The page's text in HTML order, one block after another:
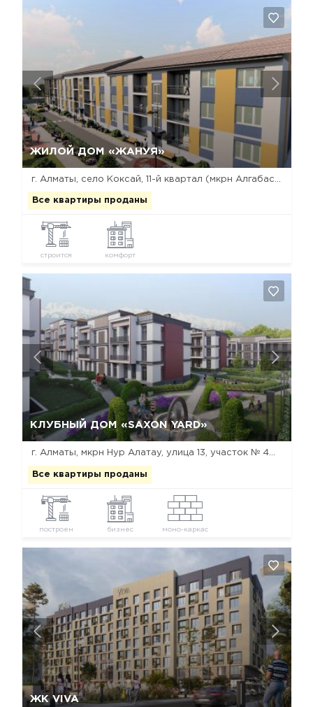
ЖИЛОЙ ДОМ «ЖАНУЯ»
Все квартиры проданы
строится комфорт
Да, удалить Отмена
КЛУБНЫЙ ДОМ «SAXON YARD»
г. Алматы, мкрн Нур Алатау, улица 13, участок № 40, 96
Все квартиры проданы
построен бизнес моно-каркас
Да, удалить Отмена
ЖК VIVA
Да, удалить Отмена